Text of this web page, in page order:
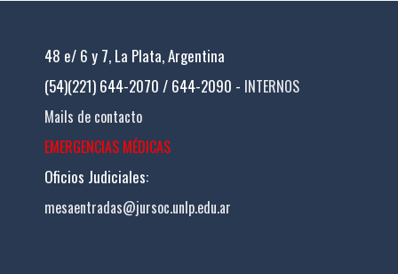
48 e/ 6 y 7, La Plata, Argentina
(54)(221) 644-2070 / 644-2090 - INTERNOS
Mails de contacto
EMERGENCIAS MÉDICAS
Oficios Judiciales:
mesaentradas@jursoc.unlp.edu.ar